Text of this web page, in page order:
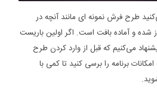
طرح فرش نمونه ای مانند آنچه در
شده و آماده بافت است. اگر اولین باریست
می‌کنیم که قبل از وارد کردن طرح
برنامه را برسی کنید تا کمی با